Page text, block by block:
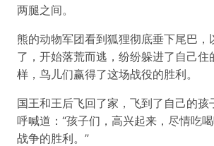
两腿之间。
熊的动物军团看到狐狸彻底垂下尾巴，
了，开始落荒而逃，纷纷躲进了自己住
样，鸟儿们赢得了这场战役的胜利。
国王和王后飞回了家，飞到了自己的孩
呼喊道：“孩子们，高兴起来，尽情吃
战争的胜利。”